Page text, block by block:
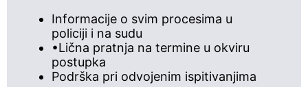
Informacije o svim procesima u
policiji i na sudu
•Lična pratnja na termine u okviru
postupka
Podrška pri odvojenim ispitivanjima